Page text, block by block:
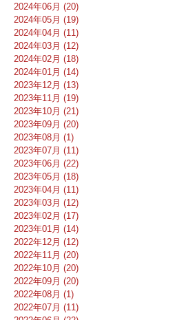
2024年06月 (20)
2024年05月 (19)
2024年04月 (11)
2024年03月 (12)
2024年02月 (18)
2024年01月 (14)
2023年12月 (13)
2023年11月 (19)
2023年10月 (21)
2023年09月 (20)
2023年08月 (1)
2023年07月 (11)
2023年06月 (22)
2023年05月 (18)
2023年04月 (11)
2023年03月 (12)
2023年02月 (17)
2023年01月 (14)
2022年12月 (12)
2022年11月 (20)
2022年10月 (20)
2022年09月 (20)
2022年08月 (1)
2022年07月 (11)